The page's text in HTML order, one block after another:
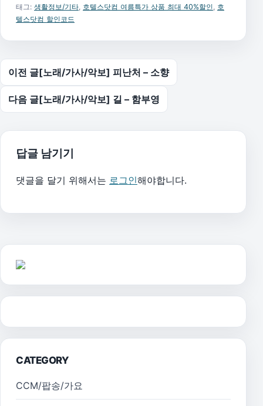
태그: 생활정보/기타, 호텔스닷컴 여름특가 상품 최대 40%할인, 호
텔스닷컴 할인코드
글 탐색
이전 글[노래/가사/악보] 피난처 – 소향
다음 글[노래/가사/악보] 길 – 함부영
답글 남기기
댓글을 달기 위해서는 로그인해야합니다.
CATEGORY
CCM/팝송/가요